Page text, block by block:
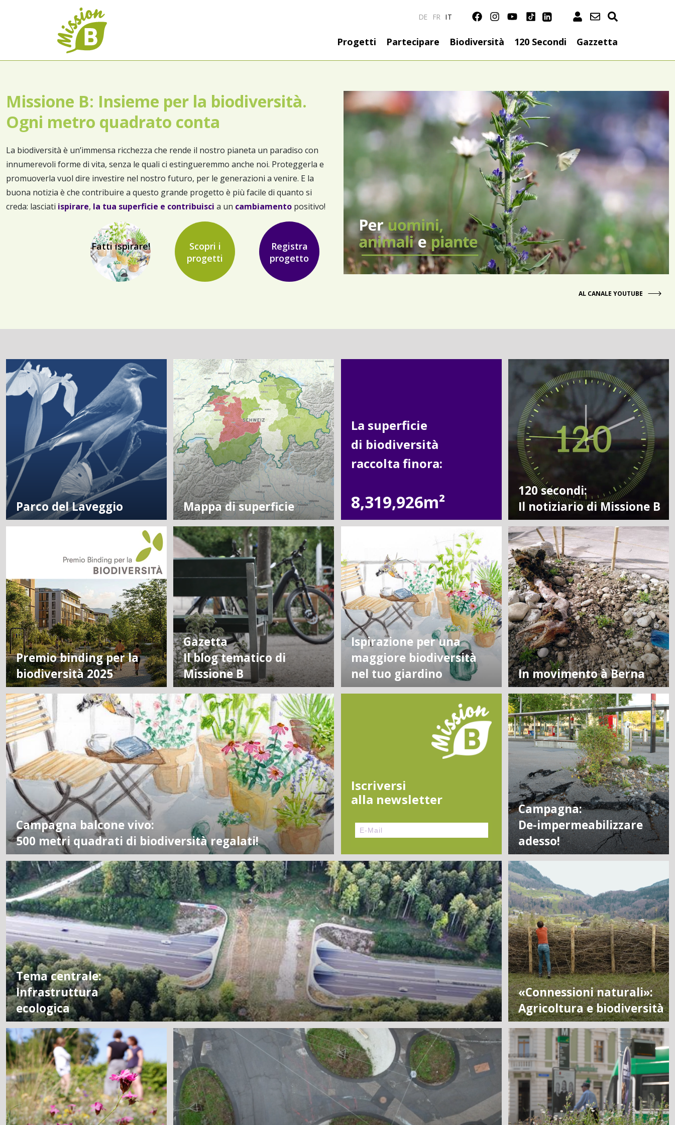
DE FR IT
Hauptnavigation
Progetti Partecipare Biodiversità 120 Secondi Gazzetta
Missione B: Insieme per la biodiversità.
Ogni metro quadrato conta
La biodiversità è un’immensa ricchezza che rende il nostro pianeta un paradiso con
innumerevoli forme di vita, senza le quali ci estingueremmo anche noi. Proteggerla e
promuoverla vuol dire investire nel nostro futuro, per le generazioni a venire. E la
buona notizia è che contribuire a questo grande progetto è più facile di quanto si
creda: lasciati ispirare, la tua superficie e contribuisci a un cambiamento positivo!
Fatti ispirare!
Scopri i
progetti
Registra
progetto
AL CANALE YOUTUBE
Parco del Laveggio Mappa di superficie
La superficie
di biodiversità
raccolta finora:
8,319,926m²
120 secondi:
Il notiziario di Missione B
Premio binding per la
biodiversità 2025
Gazetta
Il blog tematico di
Missione B
Ispirazione per una
maggiore biodiversità
nel tuo giardino
In movimento à Berna
Campagna balcone vivo:
500 metri quadrati di biodiversità regalati!
Iscriversi
alla newsletter
Campagna:
De-impermeabilizzare
adesso!
Tema centrale:
Infrastruttura
ecologica
«Connessioni naturali»:
Agricoltura e biodiversità